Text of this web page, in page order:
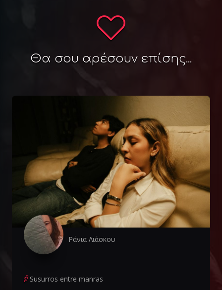
Θα σου αρέσουν επίσης...
Ράνια Λιάσκου
Susurros entre manras